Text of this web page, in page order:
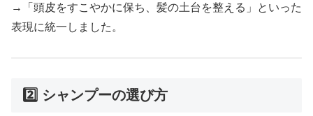
→「頭皮をすこやかに保ち、髪の土台を整える」といった
表現に統一しました。
2️⃣ シャンプーの選び方